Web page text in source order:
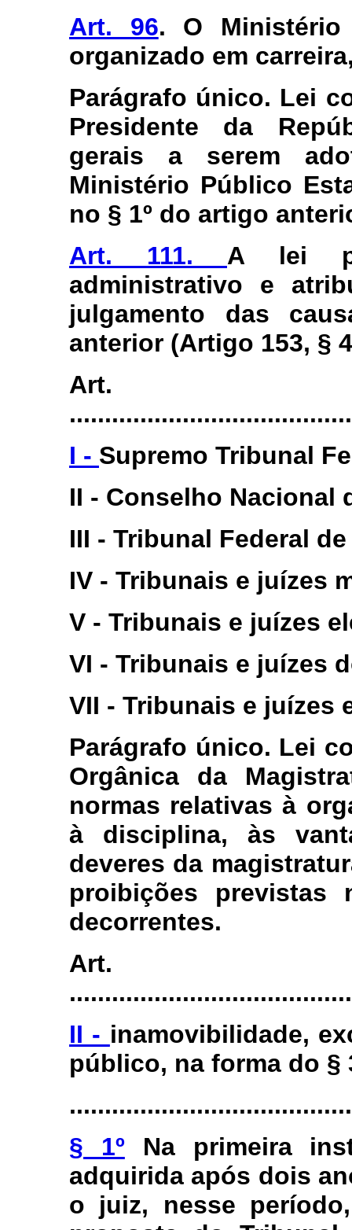
Art. 96. O
organizado em
Parágrafo único. Lei
Presidente da
gerais a serem
Ministério Público
no § 1º do artigo
Art. 111. A lei
administrativo e
julgamento das
anterior (Artigo 153, §
Art.
I - Supremo Tribunal
II - Conselho Nacional
III - Tribunal Federal
IV - Tribunais e juízes
V - Tribunais e juízes
VI - Tribunais e juízes
VII - Tribunais e juízes
Parágrafo único. Lei
Orgânica da
normas relativas à
à disciplina, às
deveres da
proibições previstas
decorrentes.
Art.
II - inamovibilidade,
público, na forma do §
§ 1ºNa primeira
adquirida após dois
o juiz, nesse